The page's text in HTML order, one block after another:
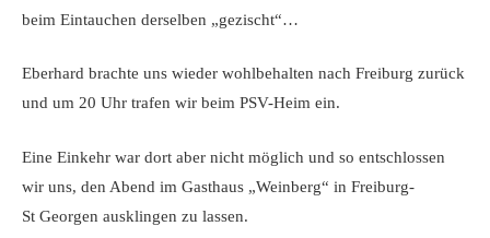
beim Eintauchen derselben „gezischt“…
Eberhard brachte uns wieder wohlbehalten nach Freiburg zurück
und um 20 Uhr trafen wir beim PSV-Heim ein.
Eine Einkehr war dort aber nicht möglich und so entschlossen
wir uns, den Abend im Gasthaus „Weinberg“ in Freiburg-
St Georgen ausklingen zu lassen.